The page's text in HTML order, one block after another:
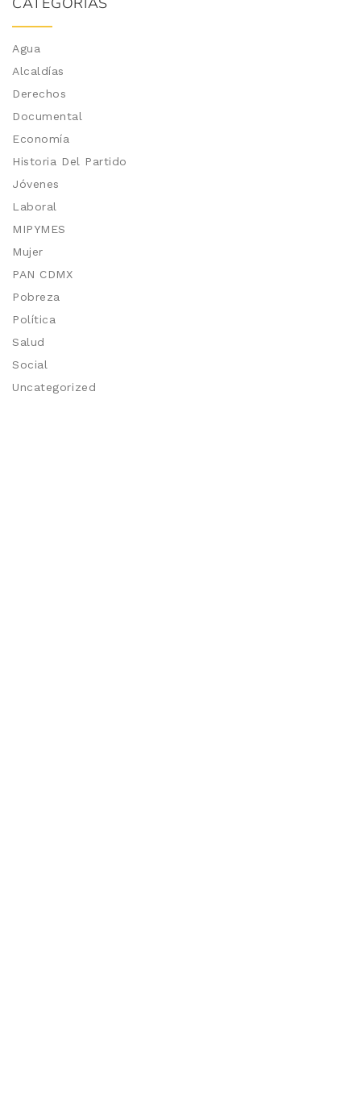
Agua
Alcaldías
Derechos
Documental
Economía
Historia Del Partido
Jóvenes
Laboral
MIPYMES
Mujer
PAN CDMX
Pobreza
Política
Salud
Social
Uncategorized